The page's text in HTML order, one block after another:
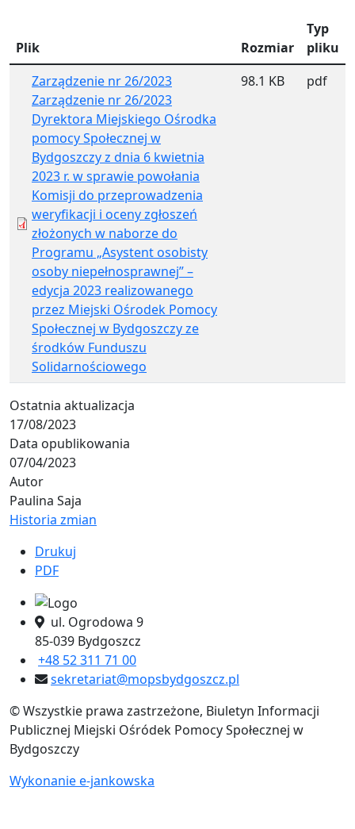
Plik Rozmiar
Typ
pliku
Zarządzenie nr 26/2023
Zarządzenie nr 26/2023
Dyrektora Miejskiego Ośrodka
pomocy Społecznej w
Bydgoszczy z dnia 6 kwietnia
2023 r. w sprawie powołania
Komisji do przeprowadzenia
weryfikacji i oceny zgłoszeń
złożonych w naborze do
Programu „Asystent osobisty
osoby niepełnosprawnej” –
edycja 2023 realizowanego
przez Miejski Ośrodek Pomocy
Społecznej w Bydgoszczy ze
środków Funduszu
Solidarnościowego
98.1 KB pdf
Ostatnia aktualizacja
17/08/2023
Data opublikowania
07/04/2023
Autor
Paulina Saja
Historia zmian
Drukuj
PDF
ul. Ogrodowa 9
85-039 Bydgoszcz
+48 52 311 71 00
sekretariat@mopsbydgoszcz.pl
© Wszystkie prawa zastrzeżone, Biuletyn Informacji
Publicznej Miejski Ośródek Pomocy Społecznej w
Bydgoszczy
Wykonanie e-jankowska